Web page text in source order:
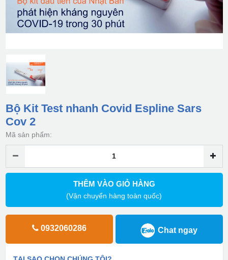
Bộ Kit Test nhanh Covid Espline Sars
Cov 2
Mã sản phẩm:
THÊM VÀO GIỎ HÀNG
(Vận chuyển hàng toàn quốc)
0932060286 Chat ngay